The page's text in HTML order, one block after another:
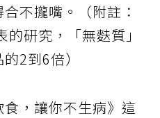
不攏嘴。（附註：
研究，「無麩質」
2到6倍）
，讓你不生病》這